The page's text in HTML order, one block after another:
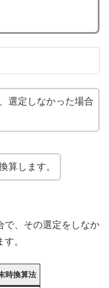
選定しなかった場合
算します。
で、その選定をしなか
。
時換算法